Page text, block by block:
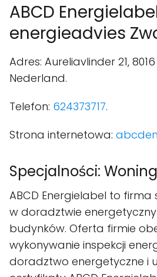
ABCD
energieadvies
Adres: Aureliavlinder 21,
Nederland.
Telefon: 624373717.
Strona internetowa:
Specjalności:
ABCD Energielabel to firma
w doradztwie
budynków. Oferta firmie
wykonywanie inspekcji
doradztwo energetyczne i